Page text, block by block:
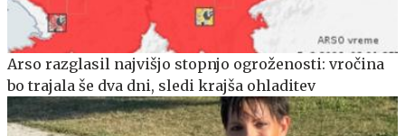
Arso razglasil najvišjo stopnjo ogroženosti: vročina
bo trajala še dva dni, sledi krajša ohladitev